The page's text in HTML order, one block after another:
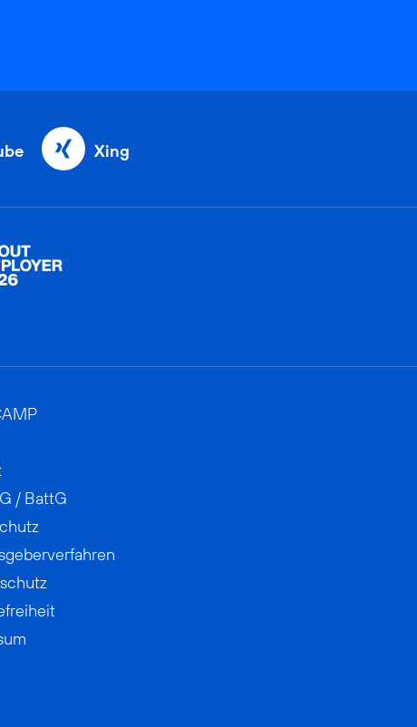
Xing
/ BattG